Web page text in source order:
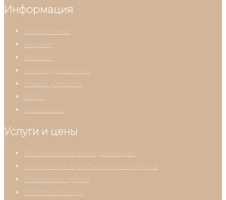
Информация
О клинике
Акции
Врачи
Оборудование
Наши работы
Блог
Контакты
Услуги и цены
Бесплатная консультация
Гигиена и профилактика зубов
Лечение зубов
Имплантация